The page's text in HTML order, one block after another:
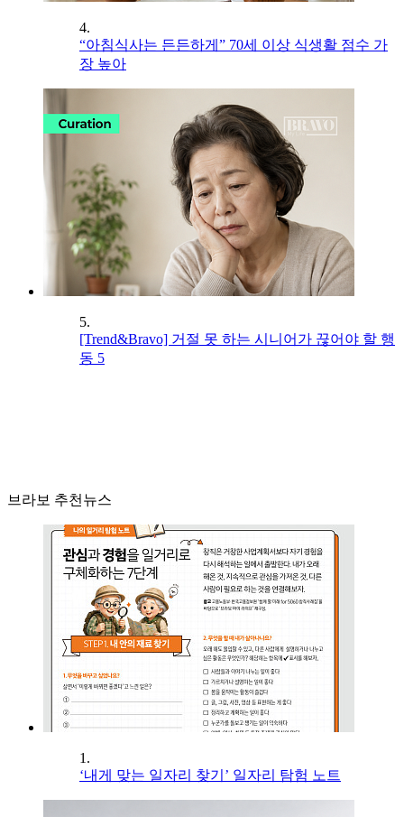
4.
“아침식사는 든든하게” 70세 이상 식생활 점수 가
장 높아
5.
[Trend&Bravo] 거절 못 하는 시니어가 끊어야 할 행
동 5
브라보 추천뉴스
1.
‘내게 맞는 일자리 찾기’ 일자리 탐험 노트